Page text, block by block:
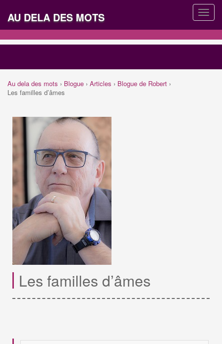
AU DELA DES MOTS
Au dela des mots › Blogue › Articles › Blogue de Robert ›
Les familles d’âmes
Les familles d’âmes